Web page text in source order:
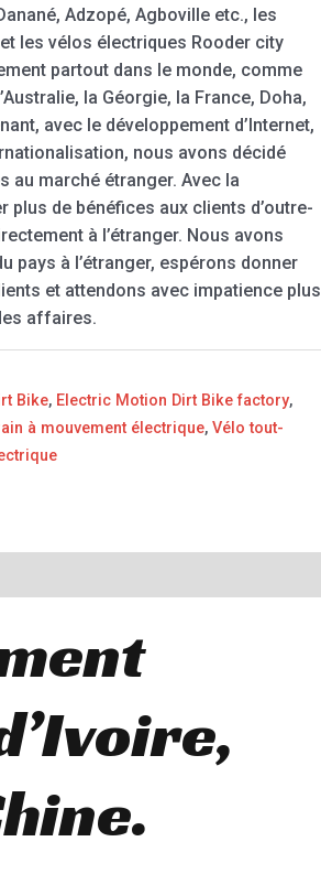
Adzopé, Agboville etc., les
les vélos électriques Rooder city
partout dans le monde, comme
la Géorgie, la France, Doha,
avec le développement d’Internet,
nous avons décidé
au marché étranger. Avec la
plus de bénéfices aux clients d’outre-
à l’étranger. Nous avons
pays à l’étranger, espérons donner
et attendons avec impatience plus
affaires.
Bike, Electric Motion Dirt Bike factory,
à mouvement électrique,Vélo tout-